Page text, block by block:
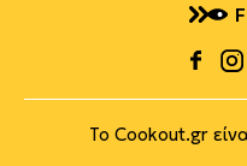
Το Cookout.gr